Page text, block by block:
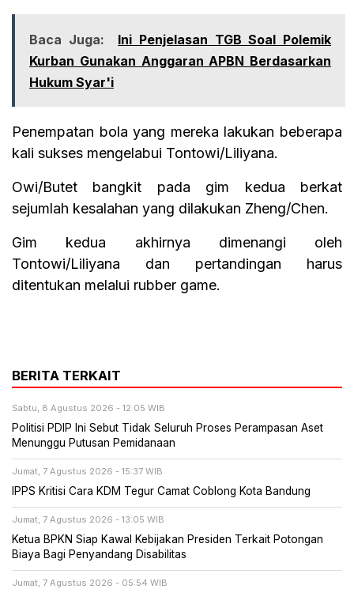
Baca Juga:
Ini Penjelasan TGB Soal Polemik
Kurban Gunakan Anggaran APBN Berdasarkan
Hukum Syar'i
Penempatan bola yang mereka lakukan beberapa
kali sukses mengelabui Tontowi/Liliyana.
Owi/Butet bangkit pada gim kedua berkat
sejumlah kesalahan yang dilakukan Zheng/Chen.
Gim kedua akhirnya dimenangi oleh
Tontowi/Liliyana dan pertandingan harus
ditentukan melalui rubber game.
BERITA TERKAIT
Sabtu, 8 Agustus 2026 - 12:05 WIB
Politisi PDIP Ini Sebut Tidak Seluruh Proses Perampasan Aset
Menunggu Putusan Pemidanaan
Jumat, 7 Agustus 2026 - 15:37 WIB
IPPS Kritisi Cara KDM Tegur Camat Coblong Kota Bandung
Jumat, 7 Agustus 2026 - 13:05 WIB
Ketua BPKN Siap Kawal Kebijakan Presiden Terkait Potongan
Biaya Bagi Penyandang Disabilitas
Jumat, 7 Agustus 2026 - 05:54 WIB